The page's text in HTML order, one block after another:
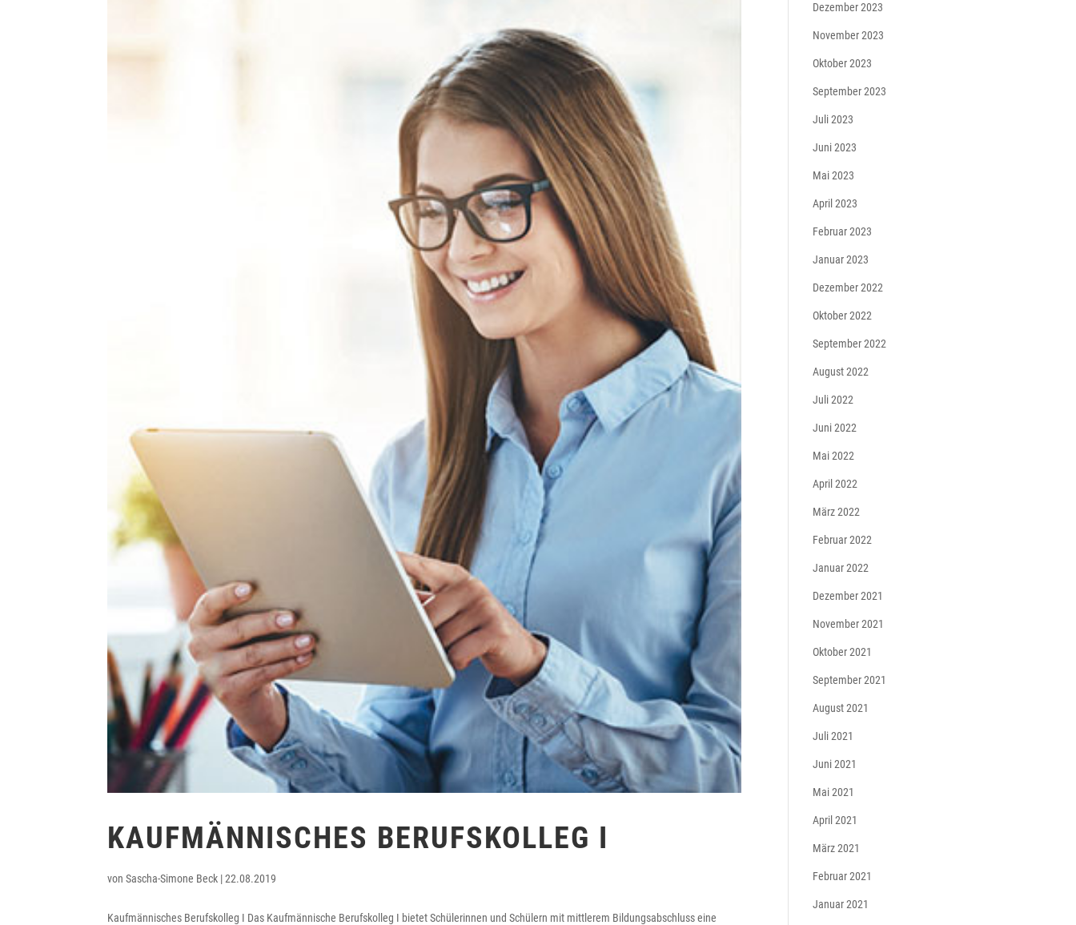
KAUFMÄNNISCHES BERUFSKOLLEG I
vonSascha-Simone Beck |22.08.2019
Kaufmännisches Berufskolleg I Das Kaufmännische Berufskolleg I bietet Schülerinnen und Schülern mit mittlerem Bildungsabschluss eine
Dezember 2023
November 2023
Oktober 2023
September 2023
Juli 2023
Juni 2023
Mai 2023
April 2023
Februar 2023
Januar 2023
Dezember 2022
Oktober 2022
September 2022
August 2022
Juli 2022
Juni 2022
Mai 2022
April 2022
März 2022
Februar 2022
Januar 2022
Dezember 2021
November 2021
Oktober 2021
September 2021
August 2021
Juli 2021
Juni 2021
Mai 2021
April 2021
März 2021
Februar 2021
Januar 2021